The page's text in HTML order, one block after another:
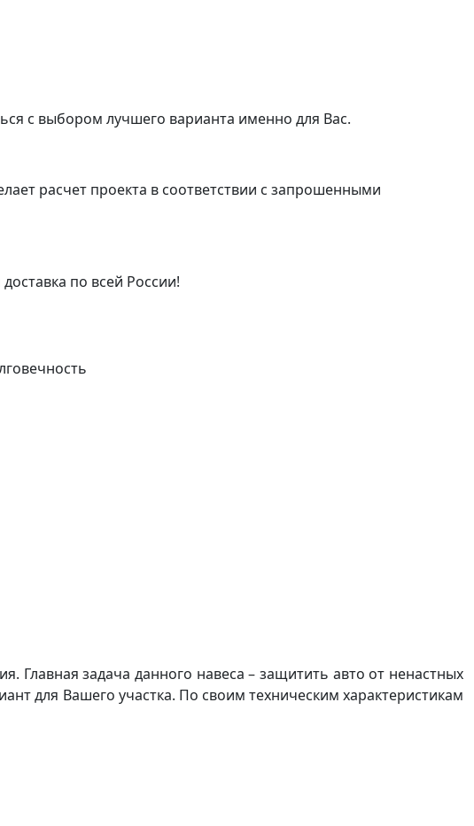
с выбором лучшего варианта именно для Вас.
расчет проекта в соответствии с запрошенными
по всей России!
Главная задача данного навеса – защитить авто от ненастных
для Вашего участка. По своим техническим характеристикам